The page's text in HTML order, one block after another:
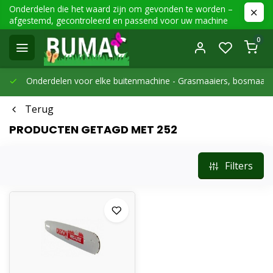
Onderdelen die het waard zijn om gevonden te worden –
afgestemd, gecontroleerd en passend voor uw machine
0
Onderdelen voor elke buitenmachine - Grasmaaiers,
Terug
PRODUCTEN GETAGD MET 252
Filters